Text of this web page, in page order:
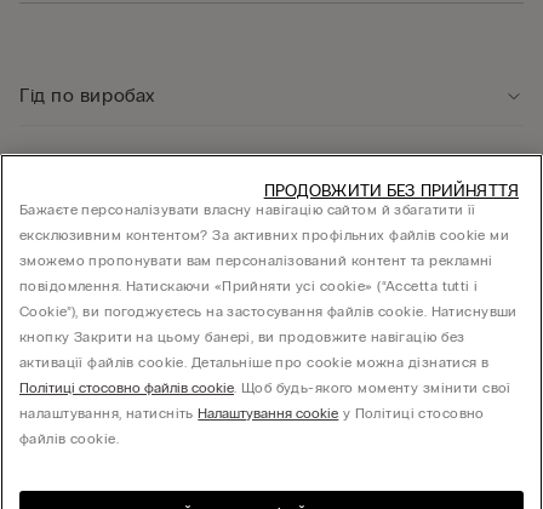
Гід по виробах
Юридична інформація
КОМПАНІЯ
Товариство з обмеженою відповідальністю "МНС ІНВЕСТМЕНТ" - 01014, місто Київ,
Бажаєте персоналізувати власну навігацію сайтом й збагатити її
ексклюзивним контентом? За активних профільних файлів cookie ми
зможемо пропонувати вам персоналізований контент та рекламні
повідомлення. Натискаючи «Прийняти усі cookie» (“Accetta tutti i
Cookie”), ви погоджуєтесь на застосування файлів cookie. Натиснувши
кнопку Закрити на цьому банері, ви продовжите навігацію без
активації файлів cookie. Детальніше про cookie можна дізнатися в
Політиці стосовно файлів cookie. Щоб будь-якого моменту змінити свої
налаштування, натиснітьНалаштування cookie у Політиці стосовно
файлів cookie.
ПРОДОВЖИТИ БЕЗ ПРИЙНЯТТЯ